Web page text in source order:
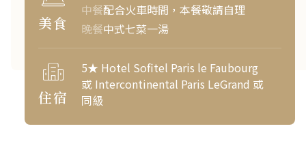
美食
中餐配合火車時間，本餐敬請自理
晚餐中式七菜一湯
住宿
5★ Hotel Sofitel Paris le Faubourg
或 Intercontinental Paris LeGrand 或
同級